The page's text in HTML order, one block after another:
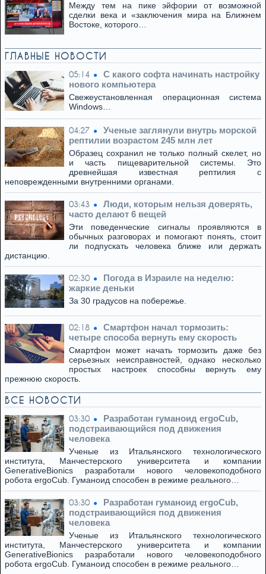
Между тем на пике эйфории от возможной
сделки века и «заключения мира на Ближнем
Востоке, которого…
ГЛАВНЫЕ НОВОСТИ
05:14
С какого софта начинать настройку
нового компьютера
Свежеустановленная операционная система
Windows…
04:27
Ученые заглянули внутрь морской
рептилии возрастом 245 млн лет
Образец сохранил не только полный скелет, но
и часть пищеварительной системы. Это
древнейшая известная рептилия с
неповрежденными внутренними органами.
03:43
Люди, которым нельзя доверять,
часто делают 6 вещей
Эти поведенческие сигналы проявляются в
обычных разговорах и помогают понять, стоит
ли подпускать человека ближе или держать
дистанцию.
02:30
Погода в Израиле на неделю:
жаркие деньки
За 30 градусов на побережье.
02:18
Смартфон начал тормозить:
четыре способа вернуть ему скорость
Смартфон может начать тормозить даже без
серьезных неисправностей, однако несколько
простых настроек способны вернуть ему
прежнюю скорость.
ВСЕ НОВОСТИ
03:30
Разработан гуманоид ergoCub,
подстраивающийся под движения
человека
Ученые из Итальянского технологического
института, Манчестерского университета и компании
GenerativeBionics разработали нового человекоподобного
робота ergoCub. Гуманоид способен в режиме реального…
03:30
Разработан гуманоид ergoCub,
подстраивающийся под движения
человека
Ученые из Итальянского технологического
института, Манчестерского университета и компании
GenerativeBionics разработали нового человекоподобного
робота ergoCub. Гуманоид способен в режиме реального…